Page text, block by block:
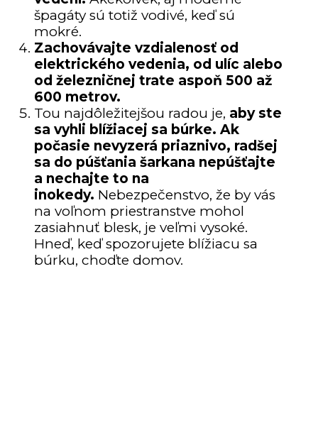
špagáty sú totiž vodivé, keď sú
mokré.
Zachovávajte vzdialenosť od
elektrického vedenia, od ulíc alebo
od železničnej trate aspoň 500 až
600 metrov.
Tou najdôležitejšou radou je, aby ste
sa vyhli blížiacej sa búrke. Ak
počasie nevyzerá priaznivo, radšej
sa do púšťania šarkana nepúšťajte
a nechajte to na
inokedy. Nebezpečenstvo, že by vás
na voľnom priestranstve mohol
zasiahnuť blesk, je veľmi vysoké.
Hneď, keď spozorujete blížiacu sa
búrku, choďte domov.